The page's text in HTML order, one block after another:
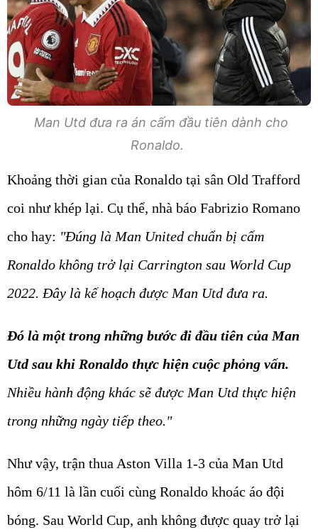
Man Utd đưa ra án cấm đầu tiên dành cho
Ronaldo.
Khoảng thời gian của Ronaldo tại sân Old Trafford
coi như khép lại. Cụ thể, nhà báo Fabrizio Romano
cho hay: "Đúng là Man United chuẩn bị cấm
Ronaldo không trở lại Carrington sau World Cup
2022. Đây là kế hoạch được Man Utd đưa ra.
Đó là một trong những bước đi đầu tiên của Man
Utd sau khi Ronaldo thực hiện cuộc phỏng vấn.
Nhiều hành động khác sẽ được Man Utd thực hiện
trong những ngày tiếp theo."
Như vậy, trận thua Aston Villa 1-3 của Man Utd
hôm 6/11 là lần cuối cùng Ronaldo khoác áo đội
bóng. Sau World Cup, anh không được quay trở lại